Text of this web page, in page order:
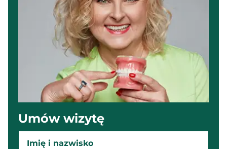
Umów wizytę